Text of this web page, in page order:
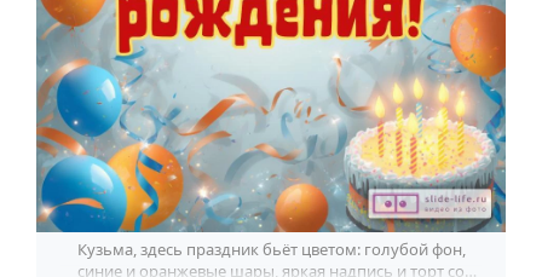
Кузьма, здесь праздник бьёт цветом: голубой фон,
синие и оранжевые шары, яркая надпись и торт со